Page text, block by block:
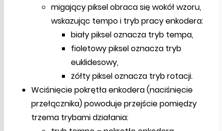
migający piksel obraca się wokół wzoru,
wskazując tempo i tryb pracy enkodera:
biały piksel oznacza tryb tempa,
fioletowy piksel oznacza tryb
euklidesowy,
żółty piksel oznacza tryb rotacji.
Wciśnięcie pokrętła enkodera (naciśnięcie
przełącznika) powoduje przejście pomiędzy
trzema trybami działania: